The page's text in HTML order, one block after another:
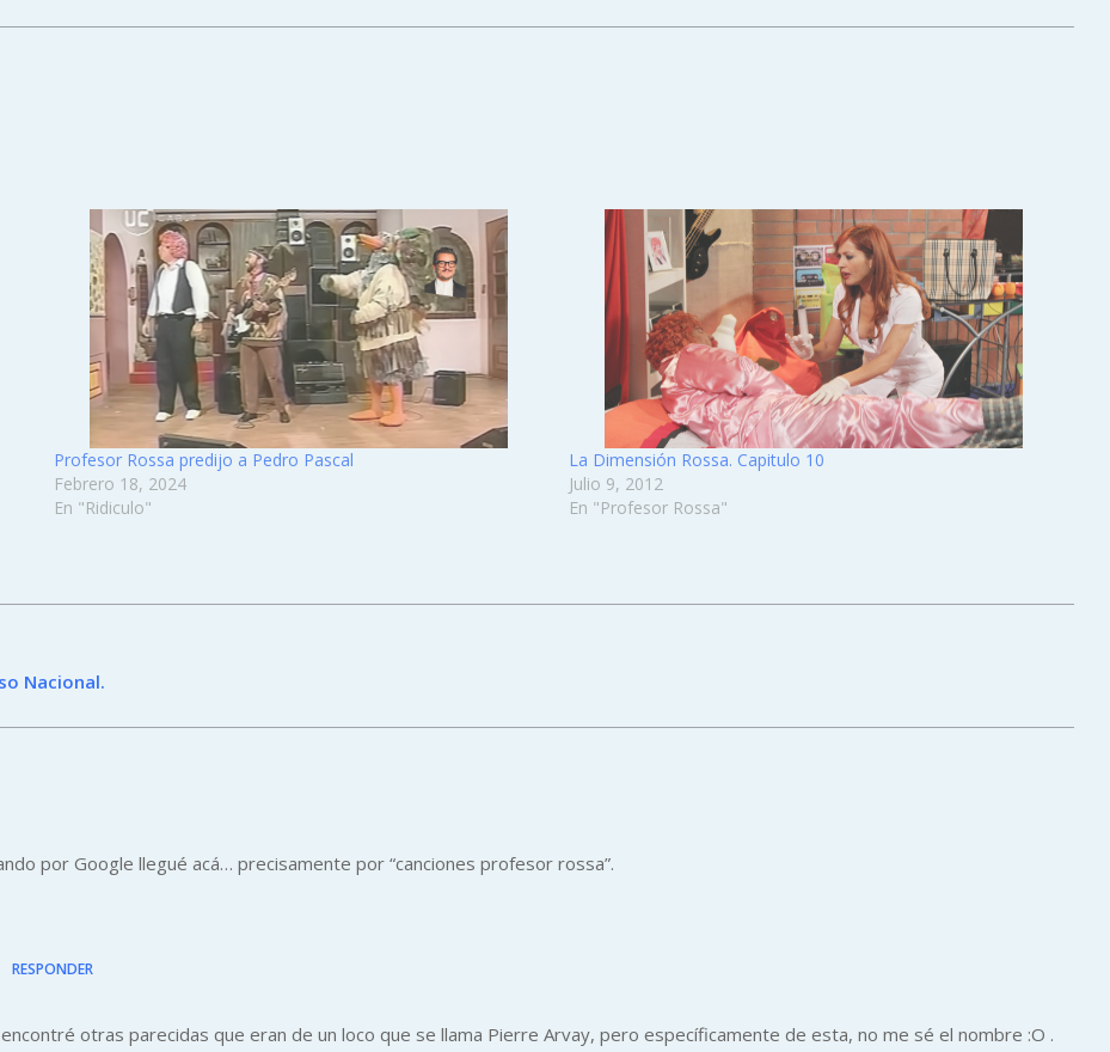
Profesor Rossa predijo a Pedro Pascal
Febrero 18, 2024
En "Ridiculo"
La Dimensión Rossa. Capitulo 10
Julio 9, 2012
En "Profesor Rossa"
Nacional.
por Google llegué acá… precisamente por “canciones profesor rossa”.
RESPONDER
otras parecidas que eran de un loco que se llama Pierre Arvay, pero específicamente de esta, no me sé el nombre :O .